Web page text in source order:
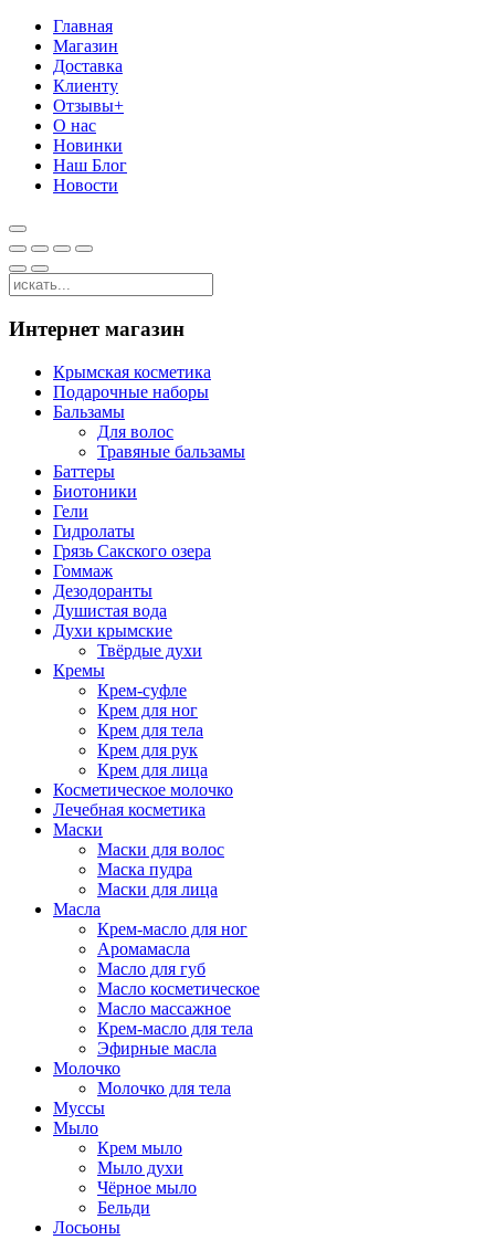
Главная
Магазин
Доставка
Клиенту
Отзывы+
О нас
Новинки
Наш Блог
Новости
Интернет магазин
Крымская косметика
Подарочные наборы
Бальзамы
Для волос
Травяные бальзамы
Баттеры
Биотоники
Гели
Гидролаты
Грязь Сакского озера
Гоммаж
Дезодоранты
Душистая вода
Духи крымские
Твёрдые духи
Кремы
Крем-суфле
Крем для ног
Крем для тела
Крем для рук
Крем для лица
Косметическое молочко
Лечебная косметика
Маски
Маски для волос
Маска пудра
Маски для лица
Масла
Крем-масло для ног
Аромамасла
Масло для губ
Масло косметическое
Масло массажное
Крем-масло для тела
Эфирные масла
Молочко
Молочко для тела
Муссы
Мыло
Крем мыло
Мыло духи
Чёрное мыло
Бельди
Лосьоны